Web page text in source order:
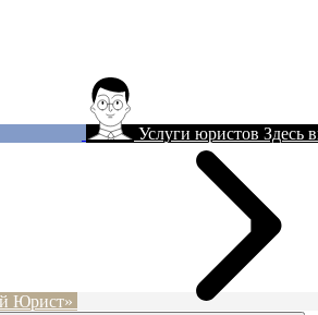
Услуги юристов Здесь
Юрист»